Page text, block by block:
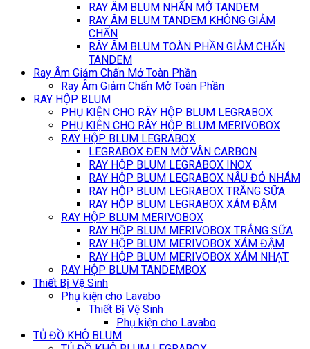
RAY ÂM BLUM NHẤN MỞ TANDEM
RAY ÂM BLUM TANDEM KHÔNG GIẢM
CHẤN
RÂY ÂM BLUM TOÀN PHẦN GIẢM CHẤN
TANDEM
Ray Âm Giảm Chấn Mở Toàn Phần
Ray Âm Giảm Chấn Mở Toàn Phần
RAY HỘP BLUM
PHỤ KIỆN CHO RÂY HỘP BLUM LEGRABOX
PHỤ KIỆN CHO RÂY HỘP BLUM MERIVOBOX
RAY HỘP BLUM LEGRABOX
LEGRABOX ĐEN MỜ VÂN CARBON
RAY HỘP BLUM LEGRABOX INOX
RAY HỘP BLUM LEGRABOX NÂU ĐỎ NHÁM
RAY HỘP BLUM LEGRABOX TRẮNG SỮA
RAY HỘP BLUM LEGRABOX XÁM ĐẬM
RAY HỘP BLUM MERIVOBOX
RAY HỘP BLUM MERIVOBOX TRẮNG SỮA
RAY HỘP BLUM MERIVOBOX XÁM ĐẬM
RAY HỘP BLUM MERIVOBOX XÁM NHẠT
RAY HỘP BLUM TANDEMBOX
Thiết Bị Vệ Sinh
Phụ kiện cho Lavabo
Thiết Bị Vệ Sinh
Phụ kiện cho Lavabo
TỦ ĐỒ KHÔ BLUM